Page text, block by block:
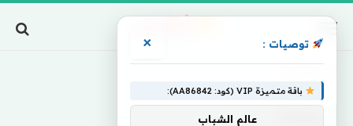
توصيات : ×
باقة متميزة VIP (كود: AA86842):
عالم الشباب